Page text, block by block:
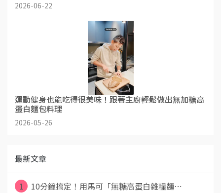
2026-06-22
運動健身也能吃得很美味！跟著主廚輕鬆做出無加糖高
蛋白麵包料理
2026-05-26
最新文章
1
10分鐘搞定！用馬可「無糖高蛋白雜糧麵⋯